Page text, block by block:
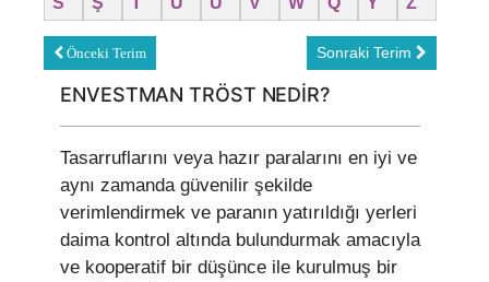
Önceki Terim Sonraki Terim
ENVESTMAN TRÖST NEDİR?
Tasarruflarını veya hazır paralarını en iyi ve
aynı zamanda güvenilir şekilde
verimlendirmek ve paranın yatırıldığı yerleri
daima kontrol altında bulundurmak amacıyla
ve kooperatif bir düşünce ile kurulmuş bir